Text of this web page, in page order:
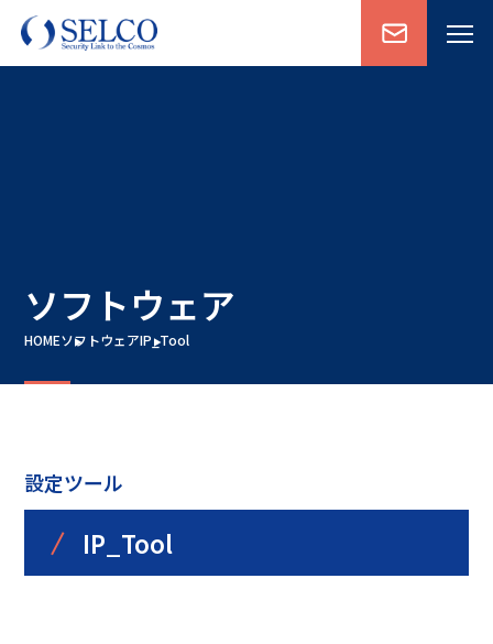
ソフトウェア
HOMEソフトウェアIP_Tool
設定ツール
/ IP_Tool